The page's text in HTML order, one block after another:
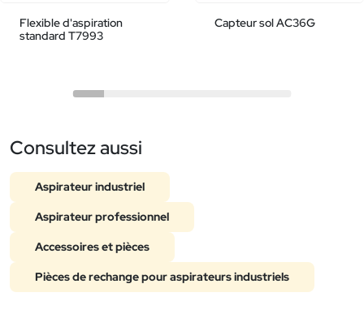
Flexible d'aspiration
standard T7993
Capteur sol AC36G
Consultez aussi
Aspirateur industriel
Aspirateur professionnel
Accessoires et pièces
Pièces de rechange pour aspirateurs industriels